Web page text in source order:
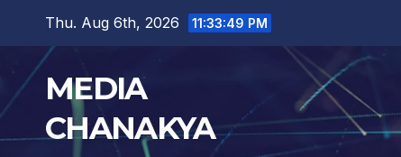
Thu. Aug 6th, 2026 11:33:50 PM
MEDIA
CHANAKYA